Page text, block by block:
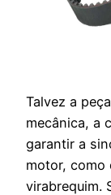
Talvez a
mecânica, a
garantir a
motor, como
virabrequim.